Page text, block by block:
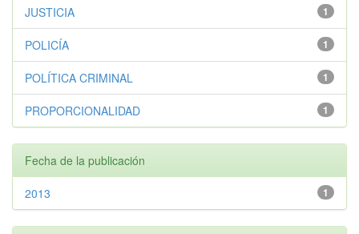
1
JUSTICIA
1
POLICÍA
1
POLÍTICA CRIMINAL
1
PROPORCIONALIDAD
Fecha de la publicación
1
2013